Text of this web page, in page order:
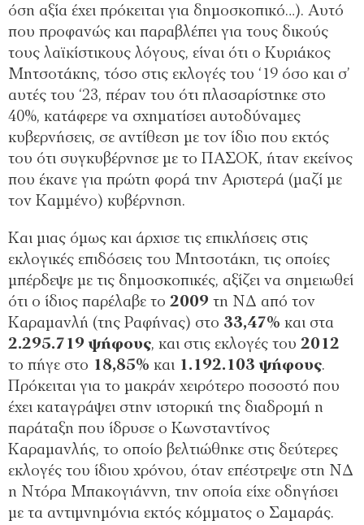
όση αξία έχει πρόκειται για δημοσκοπικό…). Αυτό
που προφανώς και παραβλέπει για τους δικούς
τους λαϊκίστικους λόγους, είναι ότι ο Κυριάκος
Μητσοτάκης, τόσο στις εκλογές του ‘19 όσο και σ’
αυτές του ‘23, πέραν του ότι πλασαρίστηκε στο
40%, κατάφερε να σχηματίσει αυτοδύναμες
κυβερνήσεις, σε αντίθεση με τον ίδιο που εκτός
του ότι συγκυβέρνησε με το ΠΑΣΟΚ, ήταν εκείνος
που έκανε για πρώτη φορά την Αριστερά (μαζί με
τον Καμμένο) κυβέρνηση.
Και μιας όμως και άρχισε τις επικλήσεις στις
εκλογικές επιδόσεις του Μητσοτάκη, τις οποίες
μπέρδεψε με τις δημοσκοπικές, αξίζει να σημειωθεί
ότι ο ίδιος παρέλαβε το 2009 τη ΝΔ από τον
Καραμανλή (της Ραφήνας) στο 33,47% και στα
2.295.719 ψήφους, και στις εκλογές του 2012
το πήγε στο 18,85% και 1.192.103 ψήφους.
Πρόκειται για το μακράν χειρότερο ποσοστό που
έχει καταγράψει στην ιστορική της διαδρομή η
παράταξη που ίδρυσε ο Κωνσταντίνος
Καραμανλής, το οποίο βελτιώθηκε στις δεύτερες
εκλογές του ίδιου χρόνου, όταν επέστρεψε στη ΝΔ
η Ντόρα Μπακογιάννη, την οποία είχε οδηγήσει
με τα αντιμνημόνια εκτός κόμματος ο Σαμαράς.